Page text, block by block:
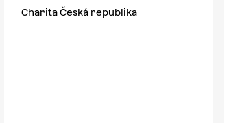
Charita Česká republika